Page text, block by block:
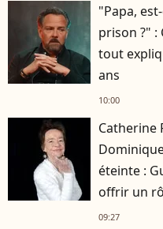
"Papa,
prison ?" :
tout
ans
10:00
Catherine
éteinte :
offrir un
Cotillard
09:27